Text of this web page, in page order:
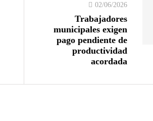
02/06/2026
Trabajadores
municipales exigen
pago pendiente de
productividad
acordada